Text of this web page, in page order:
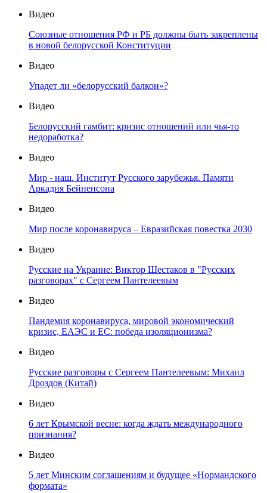
Видео
Союзные отношения РФ и РБ должны быть закреплены
в новой белорусской Конституции
Видео
Упадет ли «белорусский балкон»?
Видео
Белорусский гамбит: кризис отношений или чья-то
недоработка?
Видео
Мир - наш. Институт Русского зарубежья. Памяти
Аркадия Бейненсона
Видео
Мир после коронавируса – Евразийская повестка 2030
Видео
Русские на Украине: Виктор Шестаков в "Русских
разговорах" с Сергеем Пантелеевым
Видео
Пандемия коронавируса, мировой экономический
кризис, ЕАЭС и ЕС: победа изоляционизма?
Видео
Русские разговоры с Сергеем Пантелеевым: Михаил
Дроздов (Китай)
Видео
6 лет Крымской весне: когда ждать международного
признания?
Видео
5 лет Минским соглашениям и будущее «Нормандского
формата»